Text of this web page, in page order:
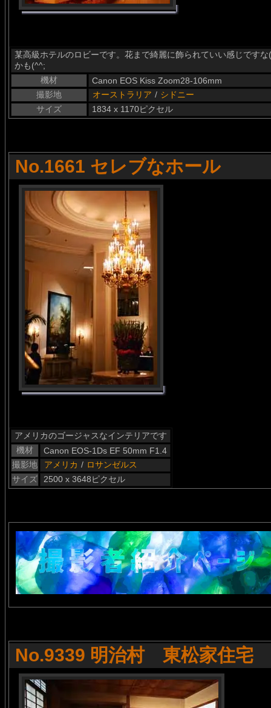
某高級ホテルのロビーです。花まで綺麗に飾られていい感じです
かも(^^;
機材
Canon EOS Kiss Zoom28-106mm
撮影地
オーストラリア / シドニー
サイズ
1834 x 1170ピクセル
No.1661 セレブなホール
アメリカのゴージャスなインテリアです
機材
Canon EOS-1Ds EF 50mm F1.4
撮影地
アメリカ / ロサンゼルス
サイズ
2500 x 3648ピクセル
No.9339 明治村 東松家住宅